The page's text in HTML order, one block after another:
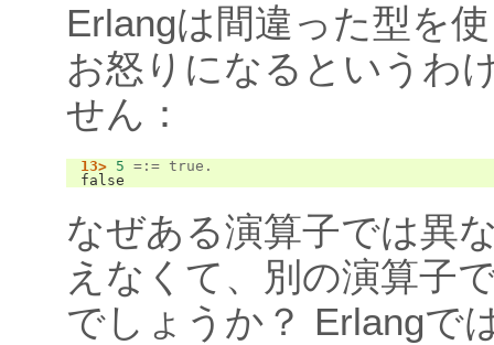
Erlangは間違った型を
お怒りになるというわ
せん：
13> 5 =:= true .
false
なぜある演算子では異
えなくて、別の演算子
でしょうか？ Erlangで